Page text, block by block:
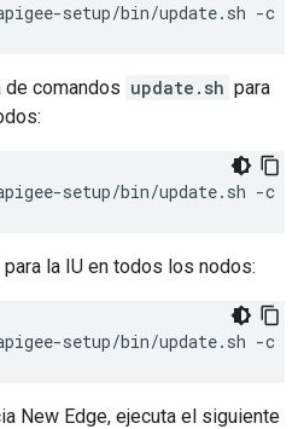
setup/bin/update.sh -c
de comandos update.sh para
setup/bin/update.sh -c
para la IU en todos los nodos:
setup/bin/update.sh -c
New Edge, ejecuta el siguiente